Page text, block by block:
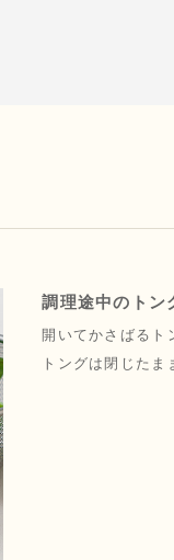
調理途中のトン
開いてかさばるト
トングは閉じたま